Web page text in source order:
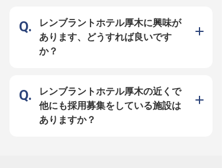
取り組んでいます。あなたのアイデ
アと情熱が、お客様の笑顔に繋がる
やりがいを感じられるでしょう。
ーー経験を活かし、次世代を育むリ
ことができます。チームをまとめ、
共に成長していく喜びを感じなが
ら、あなたのリーダーシップを発揮
してください。経験豊富な先輩社員
企業なら
力を入
持って料
レンブラントホテル厚木に興味が
あります、どうすれば良いです
か？
レンブラントホテル厚木の近くで
他にも採用募集をしている施設は
ありますか？